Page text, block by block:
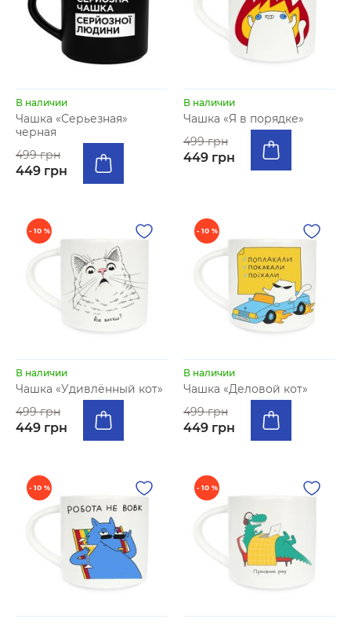
В наличии
Чашка «Серьезная»
черная
499 грн
449 грн
В наличии
Чашка «Я в порядке»
499 грн
449 грн
- 10 %
В наличии
Чашка «Удивлённый кот»
499 грн
449 грн
- 10 %
В наличии
Чашка «Деловой кот»
499 грн
449 грн
- 10 % - 10 %